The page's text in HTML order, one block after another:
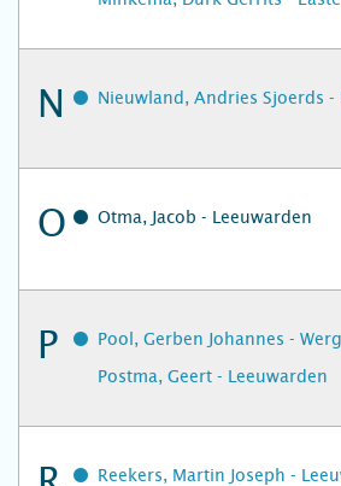
N Nieuwland, Andries Sjoerds -
O Otma, Jacob - Leeuwarden
P
Pool, Gerben Johannes -
Postma, Geert - Leeuwarden
Reekers, Martin Joseph -